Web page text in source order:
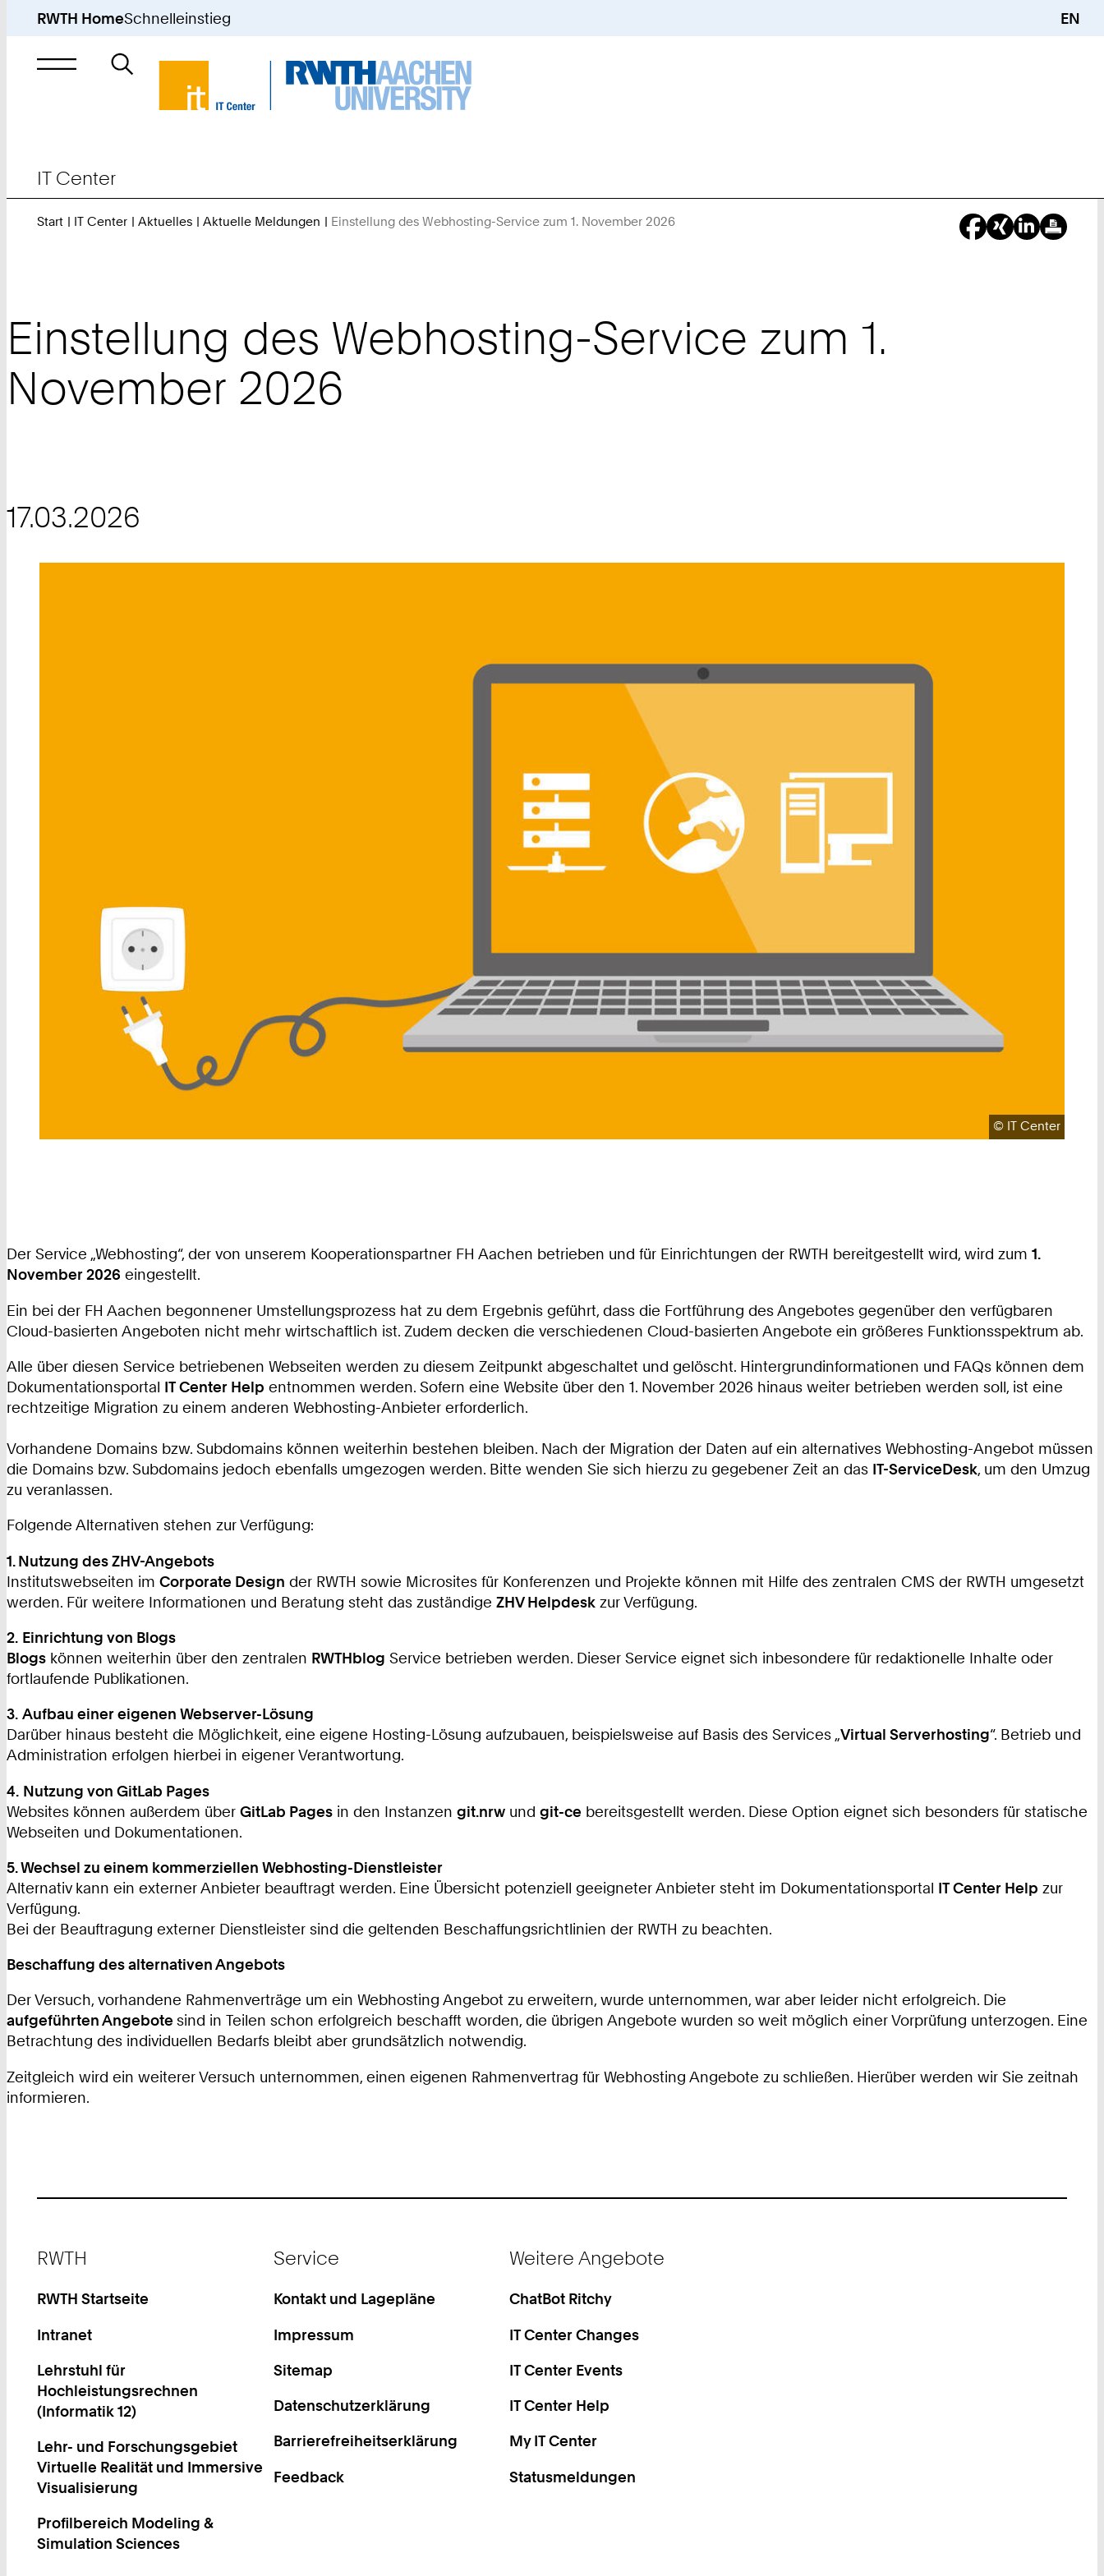
RWTH HomeSchnelleinstieg EN
Suche
nach
IT Center
Start IT Center Aktuelles Aktuelle Meldungen Einstellung des Webhosting-Service zum 1. November 2026
Einstellung des Webhosting-Service zum 1.
November 2026
17.03.2026
Urheberrecht:
© IT Center
Der Service „Webhosting“, der von unserem Kooperationspartner FH Aachen betrieben und für Einrichtungen der RWTH bereitgestellt wird, wird zum 1.
November 2026 eingestellt.
Ein bei der FH Aachen begonnener Umstellungsprozess hat zu dem Ergebnis geführt, dass die Fortführung des Angebotes gegenüber den verfügbaren
Cloud-basierten Angeboten nicht mehr wirtschaftlich ist. Zudem decken die verschiedenen Cloud-basierten Angebote ein größeres Funktionsspektrum ab.
Alle über diesen Service betriebenen Webseiten werden zu diesem Zeitpunkt abgeschaltet und gelöscht. Hintergrundinformationen und FAQs können dem
Dokumentationsportal IT Center Help entnommen werden. Sofern eine Website über den 1. November 2026 hinaus weiter betrieben werden soll, ist eine
rechtzeitige Migration zu einem anderen Webhosting-Anbieter erforderlich.
Vorhandene Domains bzw. Subdomains können weiterhin bestehen bleiben. Nach der Migration der Daten auf ein alternatives Webhosting-Angebot müssen
die Domains bzw. Subdomains jedoch ebenfalls umgezogen werden. Bitte wenden Sie sich hierzu zu gegebener Zeit an das IT-ServiceDesk, um den Umzug
zu veranlassen.
Folgende Alternativen stehen zur Verfügung:
1. Nutzung des ZHV-Angebots
Institutswebseiten im Corporate Design der RWTH sowie Microsites für Konferenzen und Projekte können mit Hilfe des zentralen CMS der RWTH umgesetzt
werden. Für weitere Informationen und Beratung steht das zuständige ZHV Helpdesk zur Verfügung.
2. Einrichtung von Blogs
Blogs können weiterhin über den zentralen RWTHblog Service betrieben werden. Dieser Service eignet sich inbesondere für redaktionelle Inhalte oder
fortlaufende Publikationen.
3. Aufbau einer eigenen Webserver-Lösung
Darüber hinaus besteht die Möglichkeit, eine eigene Hosting-Lösung aufzubauen, beispielsweise auf Basis des Services „Virtual Serverhosting“. Betrieb und
Administration erfolgen hierbei in eigener Verantwortung.
4. Nutzung von GitLab Pages
Websites können außerdem über GitLab Pages in den Instanzen git.nrw und git-ce bereitsgestellt werden. Diese Option eignet sich besonders für statische
Webseiten und Dokumentationen.
5. Wechsel zu einem kommerziellen Webhosting-Dienstleister
Alternativ kann ein externer Anbieter beauftragt werden. Eine Übersicht potenziell geeigneter Anbieter steht im Dokumentationsportal IT Center Help zur
Verfügung.
Bei der Beauftragung externer Dienstleister sind die geltenden Beschaffungsrichtlinien der RWTH zu beachten.
Beschaffung des alternativen Angebots
Der Versuch, vorhandene Rahmenverträge um ein Webhosting Angebot zu erweitern, wurde unternommen, war aber leider nicht erfolgreich. Die
aufgeführten Angebote sind in Teilen schon erfolgreich beschafft worden, die übrigen Angebote wurden so weit möglich einer Vorprüfung unterzogen. Eine
Betrachtung des individuellen Bedarfs bleibt aber grundsätzlich notwendig.
Zeitgleich wird ein weiterer Versuch unternommen, einen eigenen Rahmenvertrag für Webhosting Angebote zu schließen. Hierüber werden wir Sie zeitnah
informieren.
RWTH
RWTH Startseite
Intranet
Lehrstuhl für
Hochleistungsrechnen
(Informatik 12)
Lehr- und Forschungsgebiet
Virtuelle Realität und Immersive
Visualisierung
Profilbereich Modeling &
Simulation Sciences
Service
Kontakt und Lagepläne
Impressum
Sitemap
Datenschutzerklärung
Barrierefreiheitserklärung
Feedback
Weitere Angebote
ChatBot Ritchy
IT Center Changes
IT Center Events
IT Center Help
My IT Center
Statusmeldungen